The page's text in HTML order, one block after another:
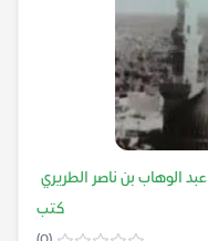
عبد الوهاب بن ناصر الطريري
كتب